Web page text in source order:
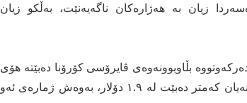
زیان به‌ هه‌ژاره‌كان ناگه‌یه‌نێت، به‌ڵكو زیان
بڵاوبوونه‌وه‌ی ڤایرۆسی كۆرۆنا ده‌بێته‌ هۆی
ئه‌وه‌ی ٣٩٥ ملیۆن كه‌س له‌جیهاندا ببنه‌ ئه‌وپه‌ڕی هه‌ژار كه‌ داهاتی رۆژانه‌یان كه‌متر ده‌بێت له‌ ١.٩ دۆلار، به‌وه‌ش ژماره‌ی ئه‌و